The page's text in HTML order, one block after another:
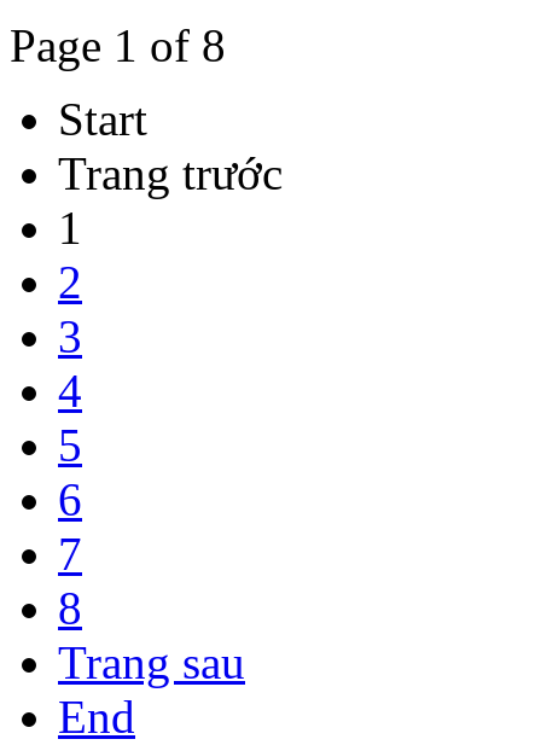
Page 1 of 8
Start
Trang trước
1
2
3
4
5
6
7
8
Trang sau
End